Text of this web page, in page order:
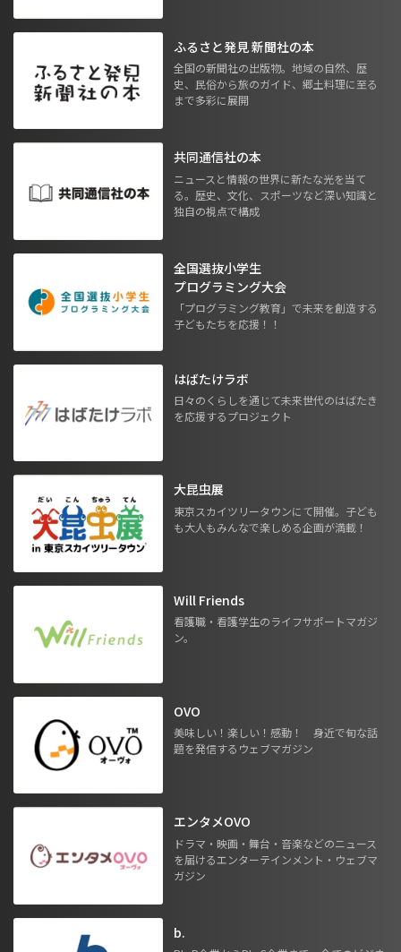
ふるさと発見 新聞社の本
全国の新聞社の出版物。地域の自然、歴
史、民俗から旅のガイド、郷土料理に至る
まで多彩に展開
共同通信社の本
ニュースと情報の世界に新たな光を当て
る。歴史、文化、スポーツなど深い知識と
独自の視点で構成
全国選抜小学生
プログラミング大会
「プログラミング教育」で未来を創造する
子どもたちを応援！！
はばたけラボ
日々のくらしを通じて未来世代のはばたき
を応援するプロジェクト
大昆虫展
東京スカイツリータウンにて開催。子ども
も大人もみんなで楽しめる企画が満載！
Will Friends
看護職・看護学生のライフサポートマガジ
ン。
OVO
美味しい！楽しい！感動！ 身近で旬な話
題を発信するウェブマガジン
エンタメOVO
ドラマ・映画・舞台・音楽などのニュース
を届けるエンターテインメント・ウェブマ
ガジン
b.